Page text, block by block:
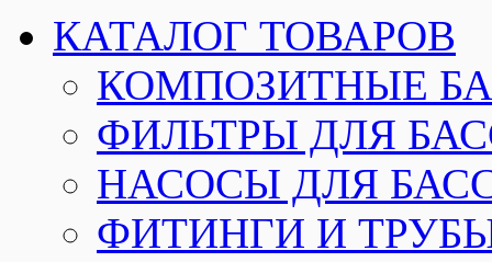
КАТАЛОГ ТОВАРОВ
КОМПОЗИТНЫЕ
ФИЛЬТРЫ ДЛЯ
НАСОСЫ ДЛЯ
ФИТИНГИ И